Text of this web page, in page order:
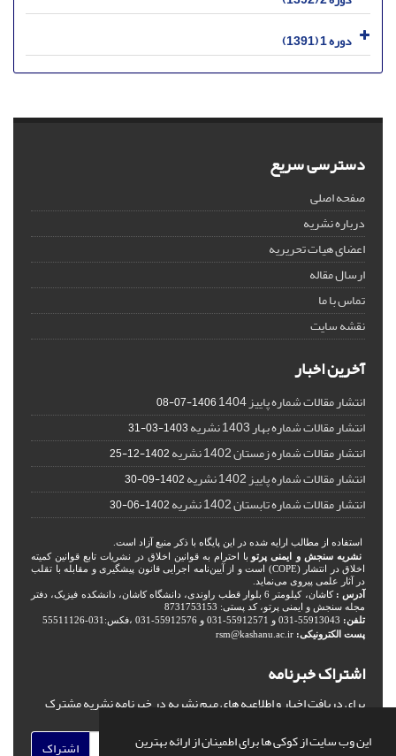
این وب سایت از کوکی ها برای اطمینان از ارائه بهترین
دوره 1 (1391)
دسترسی سریع
صفحه اصلی
درباره نشریه
اعضای هیات تحریریه
ارسال مقاله
تماس با ما
نقشه سایت
آخرین اخبار
انتشار مقالات شماره پاییز 1404 1406-07-08
انتشار مقالات شماره بهار 1403 نشریه 1403-03-31
انتشار مقالات شماره زمستان 1402 نشریه 1402-12-25
انتشار مقالات شماره پاییز 1402 نشریه 1402-09-30
انتشار مقالات شماره تابستان 1402 نشریه 1402-06-30
استفاده از مطالب ارایه شده در این پایگاه با ذکر منبع آزاد است.
نشریه سنجش و ایمنی پرتو با احترام به قوانین اخلاق در نشریات تابع قوانین کمیته
اخلاق در انتشار (COPE) است و از آیین‌نامه اجرایی قانون پیشگیری و مقابله با تقلب
در آثار علمی پیروی می‌نماید.
آدرس :
کاشان، کیلومتر 6 بلوار قطب راوندی، دانشگاه کاشان، دانشکده فیزیک، دفتر
مجله سنجش و ایمنی پرتو، کد پستی: 8731753153
تلفن:
پست الکترونیکی: rsm@kashanu.ac.ir
اشتراک خبرنامه
برای دریافت اخبار و اطلاعیه های مهم نشریه در خبرنامه نشریه مشترک
اشتراک